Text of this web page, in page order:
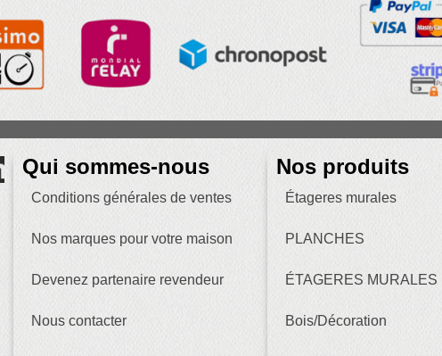
Qui sommes-nous
Conditions générales de ventes
Nos marques pour votre maison
Devenez partenaire revendeur
Nous contacter
Nos produits
Étageres murales
PLANCHES
ÉTAGERES MURALES
Bois/Décoration